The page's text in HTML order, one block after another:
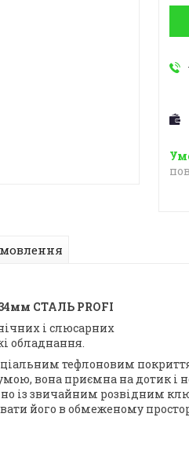
СТАЛЬ PROFI
і слюсарних
обладнання.
тефлоновим
вона приємна на дотик і
із звичайним розвідним
його в обмеженому